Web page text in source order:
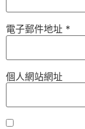
電子郵件地址 *
個人網站網址